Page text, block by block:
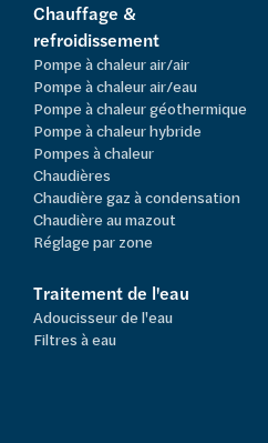
Chauffage &
refroidissement
Pompe à chaleur air/air
Pompe à chaleur air/eau
Pompe à chaleur géothermique
Pompe à chaleur hybride
Pompes à chaleur
Chaudières
Chaudière gaz à condensation
Chaudière au mazout
Réglage par zone
Traitement de l'eau
Adoucisseur de l'eau
Filtres à eau